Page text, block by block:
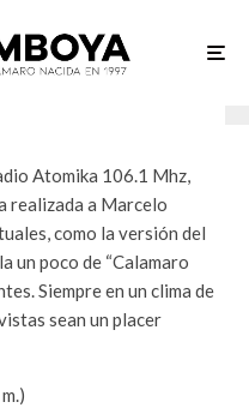
· 1 min read
Atomika 106.1 Mhz,
realizada a Marcelo
como la versión del
un poco de “Calamaro
Siempre en un clima de
sean un placer